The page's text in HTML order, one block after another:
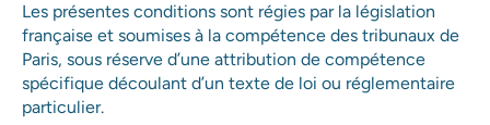
Les présentes conditions sont régies par la législation
française et soumises à la compétence des tribunaux de
Paris, sous réserve d’une attribution de compétence
spécifique découlant d’un texte de loi ou réglementaire
particulier.